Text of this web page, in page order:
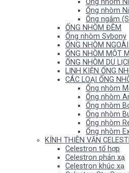
Ống nhòm
Ống ngắm
ỐNG NHÒM ĐÊM
Ống nhòm Svbony
ỐNG NHÒM
ỐNG NHÒM MỘT
ỐNG NHÒM DU
LINH KIỆN ỐNG
CÁC LOẠI ỐNG
Ống nhòm
Ống nhòm
Ống nhòm
Ống nhòm
Ống nhòm
Ống nhòm
KÍNH THIÊN VĂN
Celestron tổ hợp
Celestron phản xạ
Celestron khúc xạ